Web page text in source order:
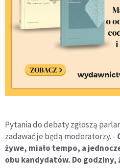
Pytania do debaty zgłoszą
zadawać je będą moderatorzy. -
żywe, miało tempo, a
obu kandydatów. Do godziny,